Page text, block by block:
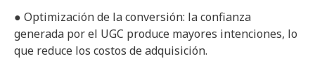
● Optimización de la conversión: la confianza
generada por el UGC produce mayores intenciones, lo
que reduce los costos de adquisición.